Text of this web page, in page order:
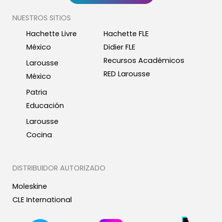
NUESTROS SITIOS
Hachette Livre
México
Larousse
México
Patria
Educación
Larousse
Cocina
Hachette FLE
Didier FLE
Recursos Académicos
RED Larousse
DISTRIBUIDOR AUTORIZADO
Moleskine
CLE International